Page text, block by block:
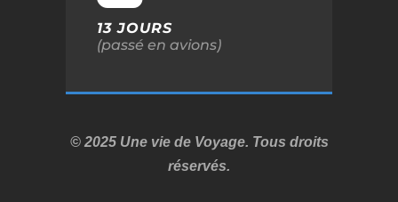
13 JOURS
(passé en avions)
© 2025 Une vie de Voyage. Tous droits
réservés.